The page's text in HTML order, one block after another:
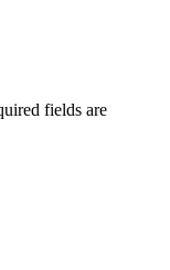
fields are